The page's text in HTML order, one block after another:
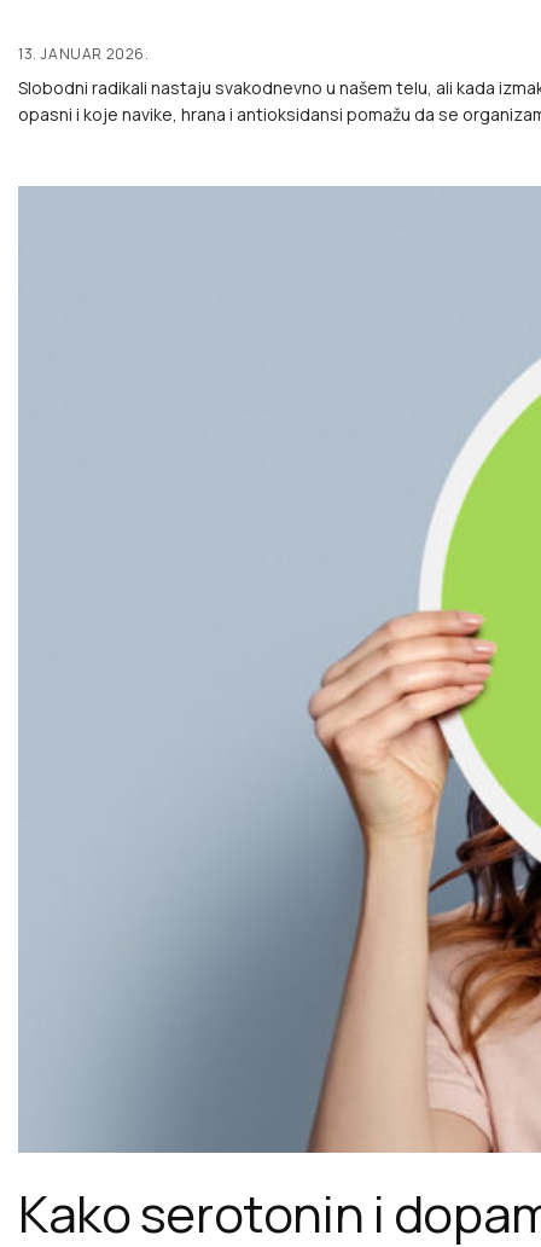
13. JANUAR 2026.
Slobodni radikali nastaju svakodnevno u našem telu, ali kada
opasni i koje navike, hrana i antioksidansi pomažu da se
Kako serotonin i